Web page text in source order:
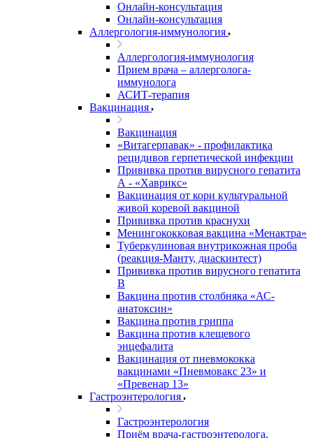
Онлайн-консультация
Онлайн-консультация
Аллергология-иммунология
Аллергология-иммунология
Прием врача – аллерголога-
иммунолога
АСИТ-терапия
Вакцинация
Вакцинация
«Витагерпавак» - профилактика
рецидивов герпетической инфекции
Прививка против вирусного гепатита
А - «Хаврикс»
Вакцинация от кори культуральной
живой коревой вакциной
Прививка против краснухи
Менингококковая вакцина «Менактра»
Туберкулиновая внутрикожная проба
(реакция-Манту, диаскинтест)
Прививка против вирусного гепатита
В
Вакцина против столбняка «АС-
анатоксин»
Вакцина против гриппа
Вакцина против клещевого
энцефалита
Вакцинация от пневмококка
вакцинами «Пневмовакс 23» и
«Превенар 13»
Гастроэнтерология
Гастроэнтерология
Приём врача-гастроэнтеролога,